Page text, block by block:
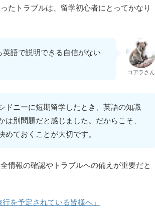
たトラブルは、留学初心者にとってかなり
語で説明できる自信がない
コアラさん
ドニーに短期留学したとき、英語の知識
別問題だと感じました。だからこそ、
ておくことが大切です。
情報の確認やトラブルへの備えが重要だと
を予定されている皆様へ」